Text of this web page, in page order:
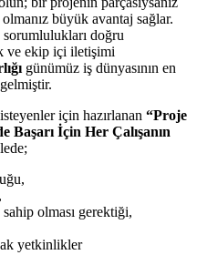
büyük avantaj sağlar.
doğru
ve ekip içi iletişimi
günümüz iş dünyasının en
için hazırlanan “Proje
Başarı İçin Her Çalışanın
olması gerektiği,
yetkinlikler